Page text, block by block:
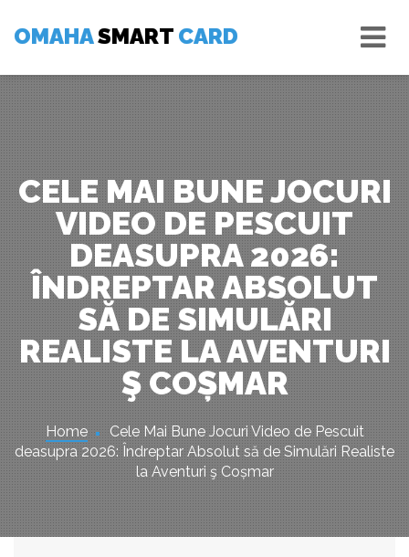
content
OMAHASMART CARD
CELE MAI BUNE JOCURI
VIDEO DE PESCUIT
DEASUPRA 2026:
ÎNDREPTAR ABSOLUT
SĂ DE SIMULĂRI
REALISTE LA AVENTURI
Ş COȘMAR
Home
Cele Mai Bune Jocuri Video de Pescuit
deasupra 2026: Îndreptar Absolut să de Simulări Realiste
la Aventuri ş Coșmar